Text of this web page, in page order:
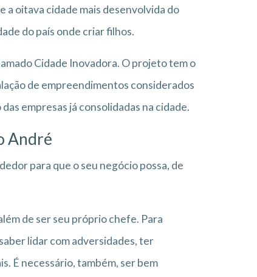
a oitava cidade mais desenvolvida do
do país onde criar filhos.
Cidade Inovadora. O projeto tem o
de empreendimentos considerados
empresas já consolidadas na cidade.
André
para que o seu negócio possa, de
de ser seu próprio chefe. Para
lidar com adversidades, ter
É necessário, também, ser bem